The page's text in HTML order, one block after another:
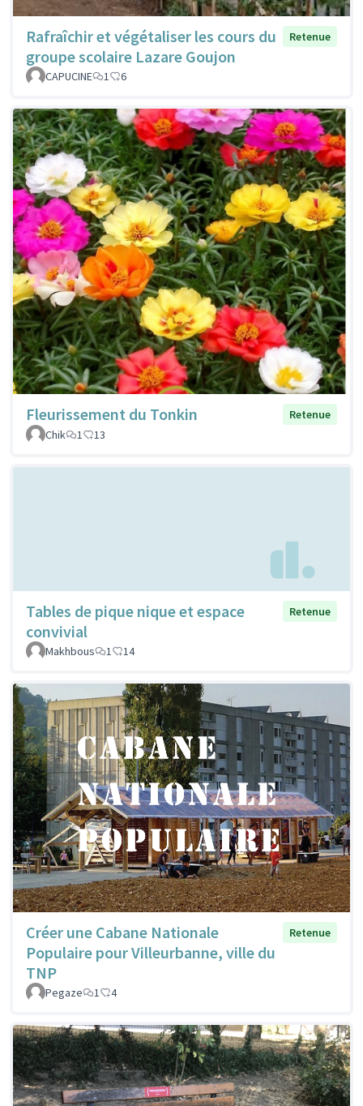
Rafraîchir et végétaliser les cours du
groupe scolaire Lazare Goujon
Retenue
CAPUCINE 1 6
Fleurissement du Tonkin
Retenue
Chik
1 13
Tables de pique nique et espace
convivial
Retenue
Makhbous 1 14
Créer une Cabane Nationale
Populaire pour Villeurbanne, ville du
TNP
Retenue
Pegaze 1 4